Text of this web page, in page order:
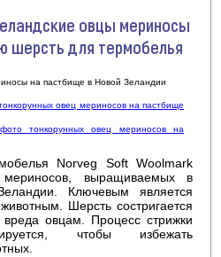
овцы мериносы
для термобелья
овец мериносов на пастбище
тонкорунных овец мериносов на
Norveg Soft Woolmark
мериносов, выращиваемых в
Ключевым является
Шерсть состригается
овцам. Процесс стрижки
чтобы избежать